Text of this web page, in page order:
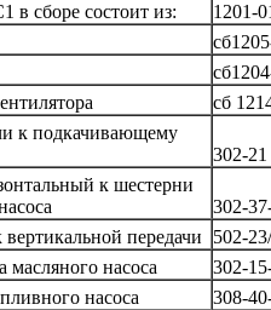
в сборе состоит из:
1201-
сб
к подкачивающему
302-21
к шестерни
302-
передачи
502-
насоса
302-
насоса
308-